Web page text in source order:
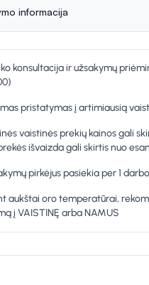
informacija
konsultacija ir užsakymų
pristatymas į artimiausią
vaistinės prekių kainos gali
išvaizda gali skirtis nuo
pirkėjus pasiekia per 1
aukštai oro temperatūrai,
į VAISTINĘ arba NAMUS